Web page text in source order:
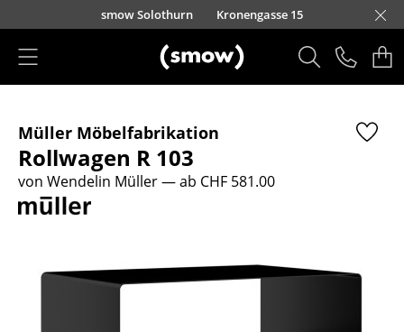
Direkt zum Inhaltsmow Solothurn Kronengasse 15
Sitzmöbel
Esszimmerstühle
Sofas
Loungesessel
Müller Möbelfabrikation
Rollwagen R 103
von Wendelin Müller— ab CHF 581.00